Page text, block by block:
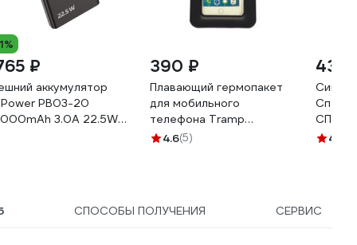
₽
аккумулятор
PB03-20
3.0A 22.5W
390 ₽
Плавающий гермопакет
для мобильного
телефона Tramp
107х180мм, черный TRA-
4.6(5)
432
СПЕЦ-
4.4
СПОСОБЫ ПОЛУЧЕНИЯ СЕРВИС